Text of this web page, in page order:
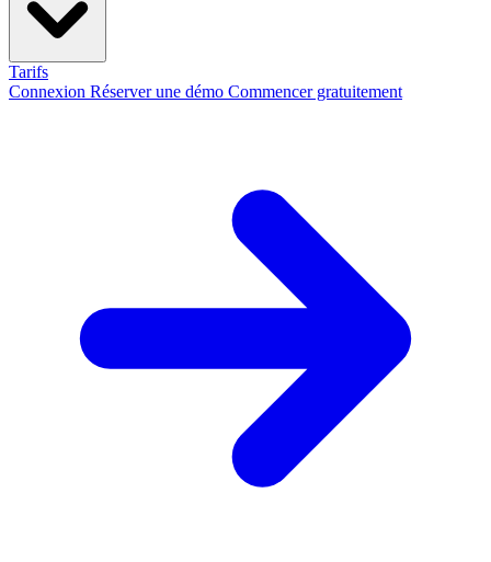
Tarifs
Connexion Réserver une démo Commencer gratuitement